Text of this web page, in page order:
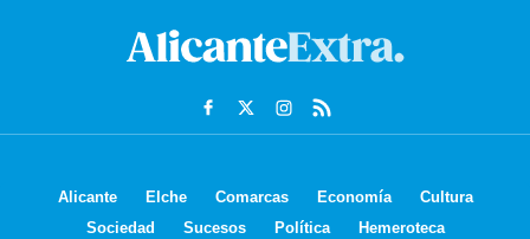
Alicante Elche Comarcas Economía
Cultura
Sociedad
Sucesos Política Hemeroteca